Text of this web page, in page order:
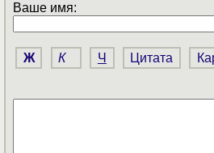
Ваше имя:
Ж К Ч Цитата